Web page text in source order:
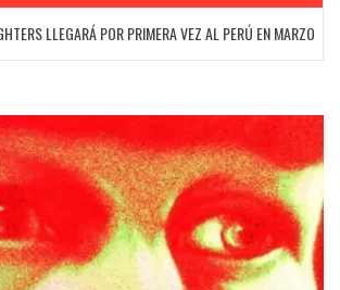
LLEGARÁ POR PRIMERA VEZ AL PERÚ EN MARZO DEL 2027